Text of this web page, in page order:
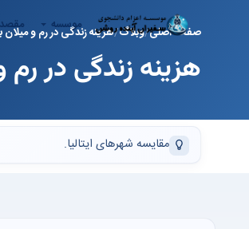
موسسه صفحه اصلی وبلاگ هزینه زندگی در رم و میلان
هزینه زندگی در
مقایسه شهرهای ایتالیا.